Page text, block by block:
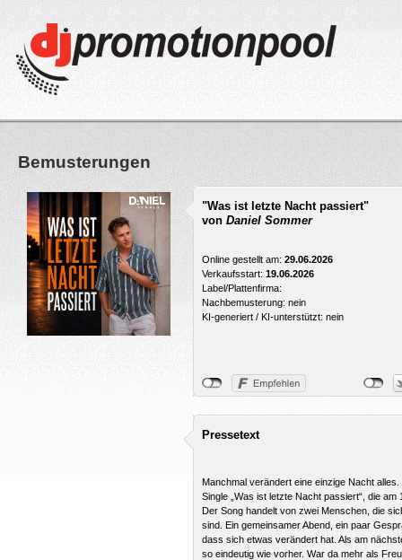
Bemusterungen
"Was ist letzte Nacht passiert"
von Daniel Sommer
Online gestellt am: 29.06.2026
Verkaufsstart: 19.06.2026
Label/Plattenfirma:
Nachbemusterung: nein
KI-generiert / KI-unterstützt: nein
Pressetext
Manchmal verändert eine einzige Nacht
Single „Was ist letzte Nacht passiert“, die am
Der Song handelt von zwei Menschen, die
sind. Ein gemeinsamer Abend, ein paar
dass sich etwas verändert hat. Als am
so eindeutig wie vorher. War da mehr als